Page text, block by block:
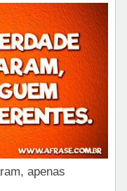
apenas